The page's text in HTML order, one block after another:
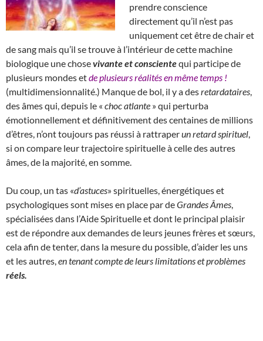
prendre conscience
directement qu’il n’est pas
uniquement cet être de chair et
de sang mais qu’il se trouve à l’intérieur de cette machine
biologique une chosevivante et conscientequi participe de
plusieurs mondes etde plusieurs réalités en même temps !
(multidimensionnalité.) Manque de bol, il y a desretardataires
des âmes qui, depuis le « choc atlante » qui perturba
émotionnellement et définitivement des centaines de millions
d’êtres, n’ont toujours pas réussi à rattraperun retard spirituel
si on compare leur trajectoire spirituelle à celle des autres
âmes, de la majorité, en somme.
Du coup, un tas «d’astuces» spirituelles, énergétiques et
psychologiques sont mises en place par deGrandes Âmes
spécialisées dans l’Aide Spirituelle et dont le principal plaisir
est de répondre aux demandes de leurs jeunes frères et sœurs,
cela afin de tenter, dans la mesure du possible, d’aider les uns
et les autres, en tenant compte de leurs limitations et problèmes
réels.